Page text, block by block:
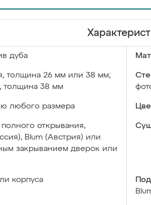
дуба
толщина 26 мм или 38 мм;
толщина 38 мм
любого размера
открывания,
Blum (Австрия) или
закрыванием дверок или
корпуса